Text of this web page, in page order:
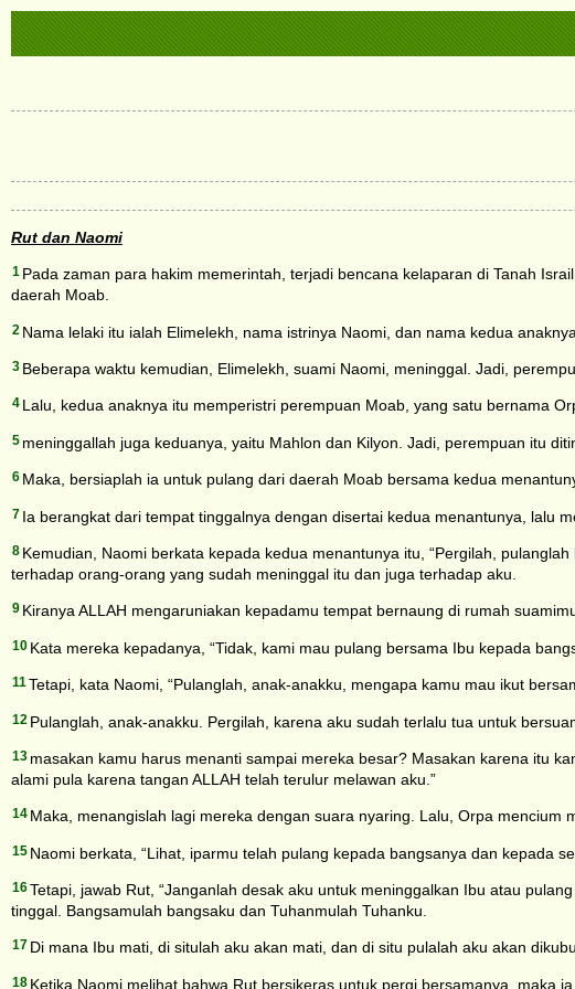
Rut dan Naomi
1 Pada zaman para hakim memerintah, terjadi bencana kelaparan di Tanah
daerah Moab.
2 Nama lelaki itu ialah Elimelekh, nama istrinya Naomi, dan nama kedua
3 Beberapa waktu kemudian, Elimelekh, suami Naomi, meninggal. Jadi,
4 Lalu, kedua anaknya itu memperistri perempuan Moab, yang satu bernama
5 meninggallah juga keduanya, yaitu Mahlon dan Kilyon. Jadi, perempuan itu
6 Maka, bersiaplah ia untuk pulang dari daerah Moab bersama kedua
7 Ia berangkat dari tempat tinggalnya dengan disertai kedua menantunya, lalu
8 Kemudian, Naomi berkata kepada kedua menantunya itu, “Pergilah,
terhadap orang-orang yang sudah meninggal itu dan juga terhadap aku.
9 Kiranya ALLAH mengaruniakan kepadamu tempat bernaung di rumah
10 Kata mereka kepadanya, “Tidak, kami mau pulang bersama Ibu kepada
11 Tetapi, kata Naomi, “Pulanglah, anak-anakku, mengapa kamu mau ikut
12 Pulanglah, anak-anakku. Pergilah, karena aku sudah terlalu tua untuk
13 masakan kamu harus menanti sampai mereka besar? Masakan karena itu
alami pula karena tangan ALLAH telah terulur melawan aku.”
14 Maka, menangislah lagi mereka dengan suara nyaring. Lalu, Orpa mencium
15 Naomi berkata, “Lihat, iparmu telah pulang kepada bangsanya dan kepada
16Tetapi, jawab Rut, “Janganlah desak aku untuk meninggalkan Ibu atau
tinggal. Bangsamulah bangsaku dan Tuhanmulah Tuhanku.
17 Di mana Ibu mati, di situlah aku akan mati, dan di situ pulalah aku akan
18 Ketika Naomi melihat bahwa Rut bersikeras untuk pergi bersamanya, maka